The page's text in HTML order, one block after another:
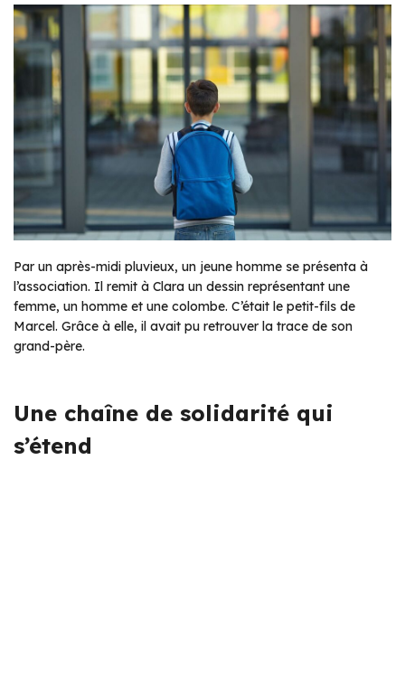
Par un après-midi pluvieux, un jeune homme se présenta à
l’association. Il remit à Clara un dessin représentant une
femme, un homme et une colombe. C’était le petit-fils de
Marcel. Grâce à elle, il avait pu retrouver la trace de son
grand-père.
Une chaîne de solidarité qui
s’étend